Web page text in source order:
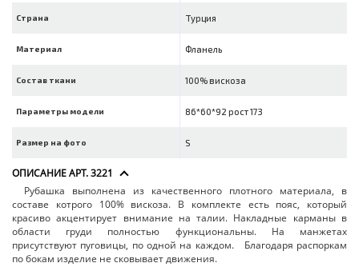
Страна Турция
Материал Фланель
Состав ткани 100% вискоза
Параметры модели 86*60*92 рост 173
Размер на фото S
ОПИСАНИЕ АРТ. 3221
Рубашка выполнена из качественного плотного материала, в
составе котрого 100% вискоза. В комплекте есть пояс, который
красиво акцентирует внимание на талии. Накладные карманы в
области груди полностью функциональны. На манжетах
присутствуют пуговицы, по одной на каждом. Благодаря распоркам
по бокам изделие не сковывает движения.